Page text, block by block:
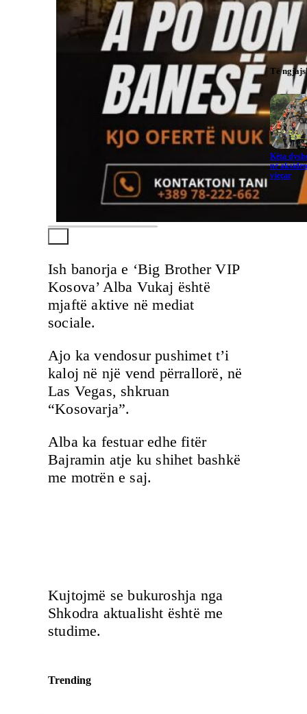
Ish banorja e ‘Big Brother VIP
Kosova’ Alba Vukaj është
mjaftë aktive në mediat
sociale.
Ajo ka vendosur pushimet t’i
kaloj në një vend përrallorë, në
Las Vegas, shkruan
“Kosovarja”.
Alba ka festuar edhe fitër
Bajramin atje ku shihet bashkë
me motrën e saj.
Kujtojmë se bukuroshja nga
Shkodra aktualisht është me
studime.
Trending
Të
Këta
në
vjeçar